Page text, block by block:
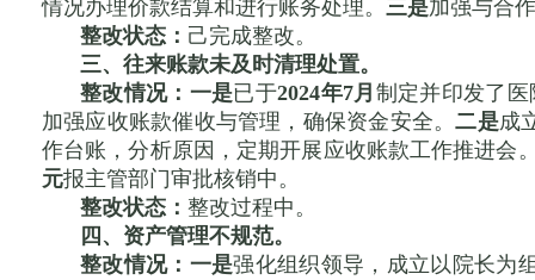
情况办理价款结算和进行账务处理。 三是加强与合
整改状态： 己完成整改。
三、往来账款未及时清理处置。
整改情况： 一是已于2024年7月 制定并印发了医
加强应收账款催收与管理，确保资金安全。二是成
作台账，分析原因，定期开展应收账款工作推进会
元报主管部门审批核销中。
整改状态： 整改过程中。
四、资产管理不规范。
整改情况： 一是强化组织领导，成立以院长为